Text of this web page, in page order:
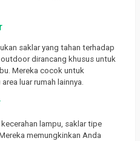
saklar yang tahan terhadap
dirancang khusus untuk
Mereka cocok untuk
luar rumah lainnya.
lampu, saklar tipe
memungkinkan Anda